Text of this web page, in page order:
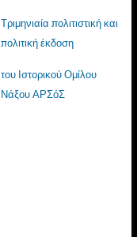
Τριμηνιαία πολιτιστική και
πολιτική έκδοση
του Ιστορικού Ομίλου
Νάξου ΑΡΣόΣ